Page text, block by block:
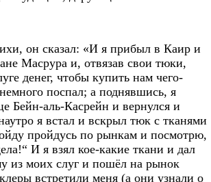
он сказал: «И я прибыл в Каир и
Масрура и, отвязав свои тюки,
денег, чтобы купить нам чего-
поспал; а поднявшись, я
Бейн-аль-Касрейн и вернулся и
я встал и вскрыл тюк с тканями
пройдусь по рынкам и посмотрю,
И я взял кое-какие ткани и дал
из моих слуг и пошёл на рынок
встретили меня (а они узнали о